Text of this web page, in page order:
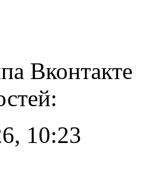
Вконтакте
10:23